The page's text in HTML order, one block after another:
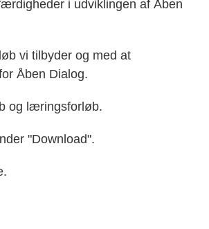
i udviklingen af Åben
vi tilbyder og med at
Åben Dialog.
og læringsforløb.
"Download".